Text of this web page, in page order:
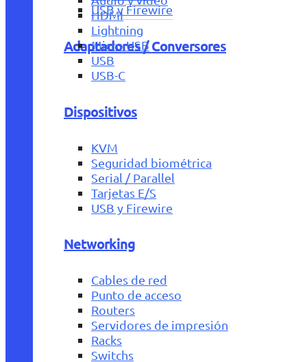
USB y Firewire
Adaptadores / Conversores
HDMI
Lightning
Micro USB
USB
USB-C
Dispositivos
KVM
Seguridad biométrica
Serial / Parallel
Tarjetas E/S
USB y Firewire
Networking
Cables de red
Punto de acceso
Routers
Servidores de impresión
Racks
Switchs